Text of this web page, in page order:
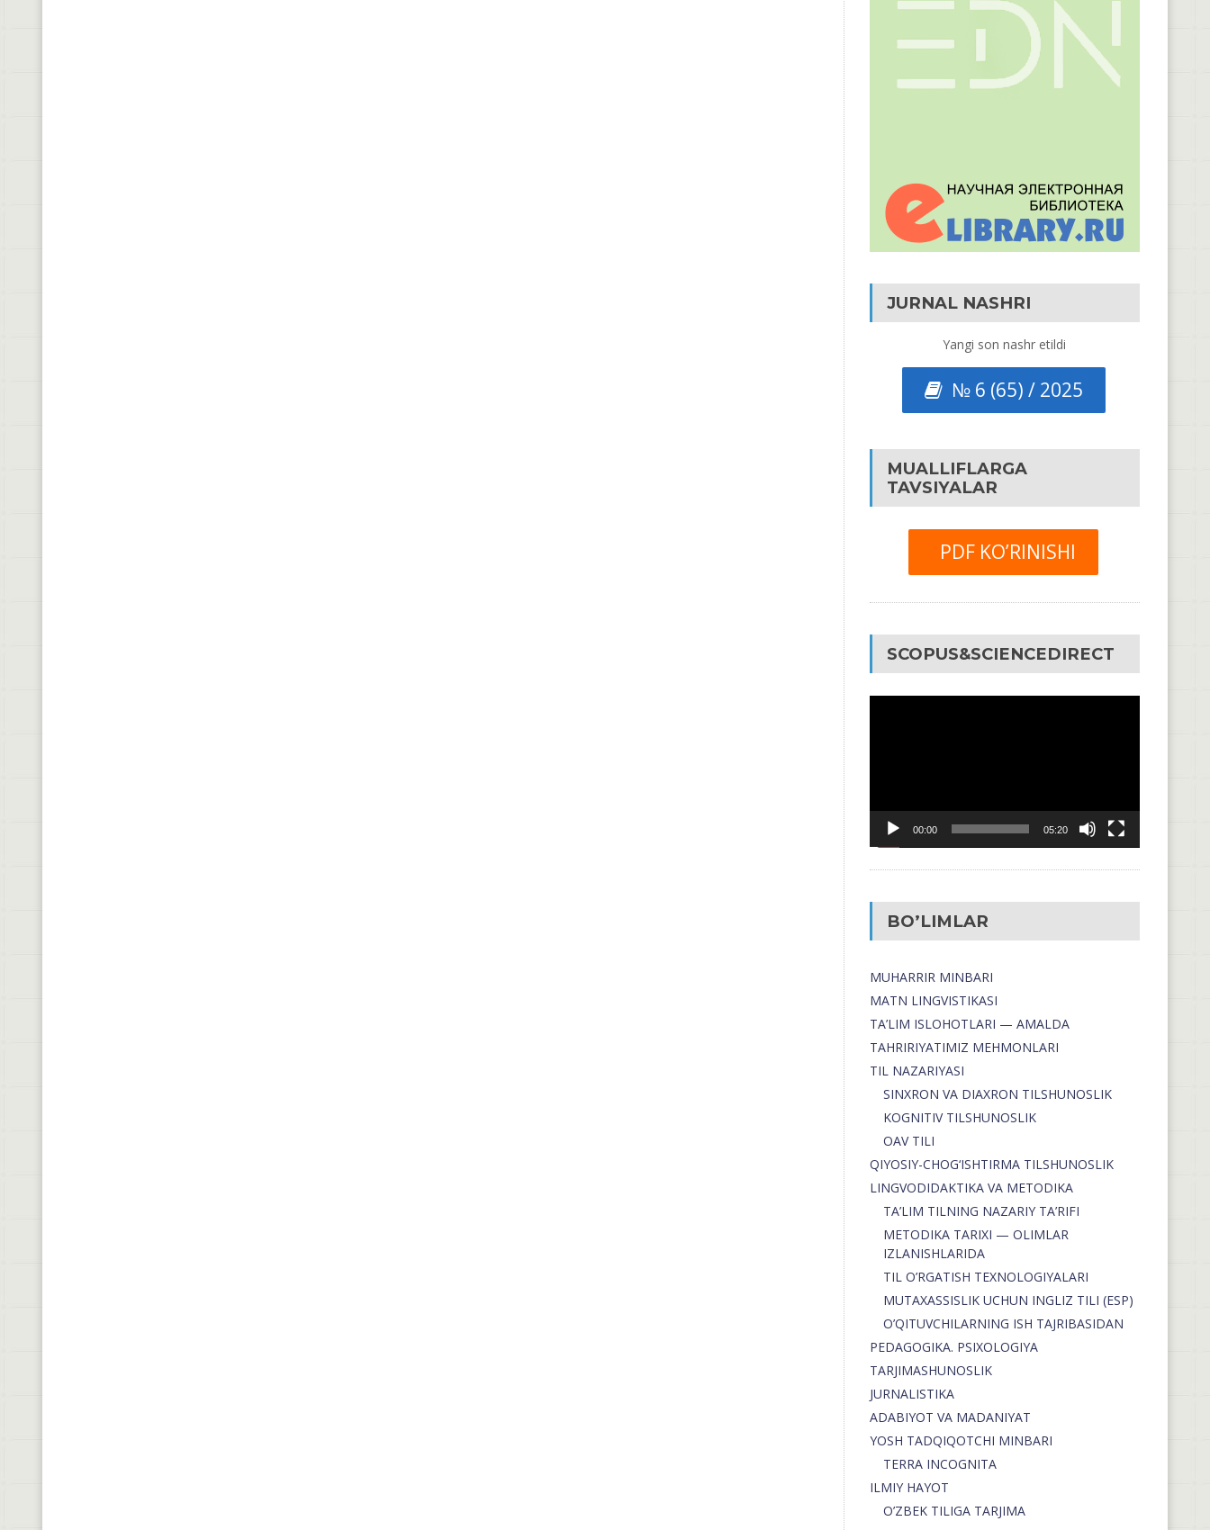
JURNAL NASHRI
Yangi son nashr etildi
№ 6 (65) / 2025
MUALLIFLARGA
TAVSIYALAR
PDF KO’RINISHI
SCOPUS&SCIENCEDIRECT
00:00 05:20
BO’LIMLAR
MUHARRIR MINBARI
MATN LINGVISTIKASI
TA’LIM ISLOHOTLARI — AMALDA
TAHRIRIYATIMIZ MEHMONLARI
TIL NAZARIYASI
SINXRON VA DIAXRON TILSHUNOSLIK
KOGNITIV TILSHUNOSLIK
OAV TILI
QIYOSIY-CHOG‘ISHTIRMA TILSHUNOSLIK
LINGVODIDAKTIKA VA METODIKA
TA’LIM TILNING NAZARIY TA’RIFI
METODIKA TARIXI — OLIMLAR
IZLANISHLARIDA
TIL O’RGATISH TEXNOLOGIYALARI
MUTAXASSISLIK UCHUN INGLIZ TILI (ESP)
O’QITUVCHILARNING ISH TAJRIBASIDAN
PEDAGOGIKA. PSIXOLOGIYA
TARJIMASHUNOSLIK
JURNALISTIKA
ADABIYOT VA MADANIYAT
YOSH TADQIQOTCHI MINBARI
TERRA INCOGNITA
ILMIY HAYOT
O’ZBEK TILIGA TARJIMA